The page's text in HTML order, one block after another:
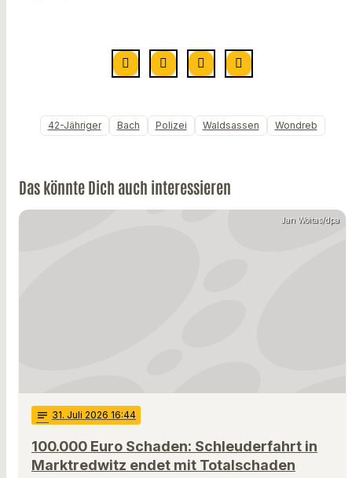
42-Jähriger Bach Polizei Waldsassen Wondreb
Das könnte Dich auch interessieren
Jan Woitas/dpa
notes 31. Juli 2026 16:44
100.000 Euro Schaden: Schleuderfahrt in
Marktredwitz endet mit Totalschaden